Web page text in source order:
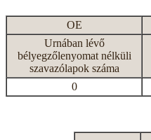
OE
Urnában lévő
bélyegzőlenyomat nélküli
szavazólapok száma
0